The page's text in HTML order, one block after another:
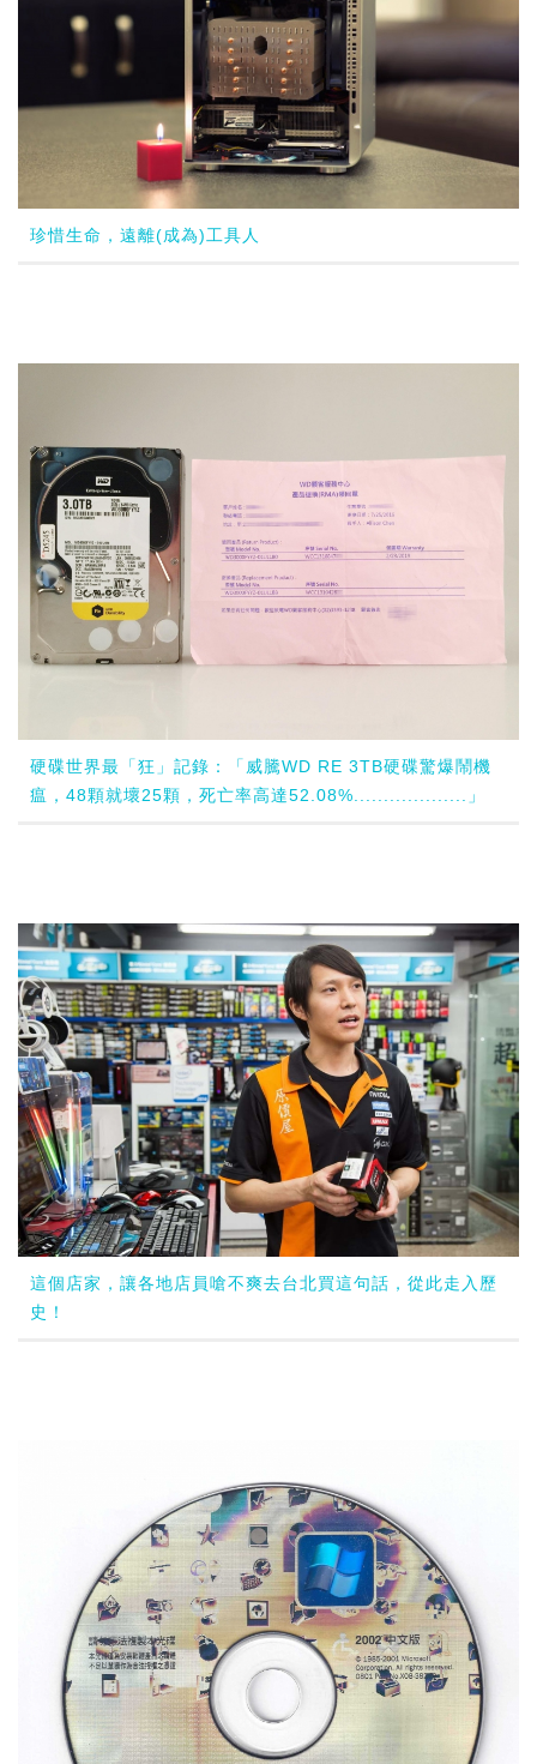
珍惜生命，遠離(成為)工具人
硬碟世界最「狂」記錄：「威騰WD RE 3TB硬碟驚爆鬧機
瘟，48顆就壞25顆，死亡率高達52.08%...................」
這個店家，讓各地店員嗆不爽去台北買這句話，從此走入歷
史！